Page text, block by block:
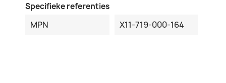
Specifieke referenties
MPN X11-719-000-164